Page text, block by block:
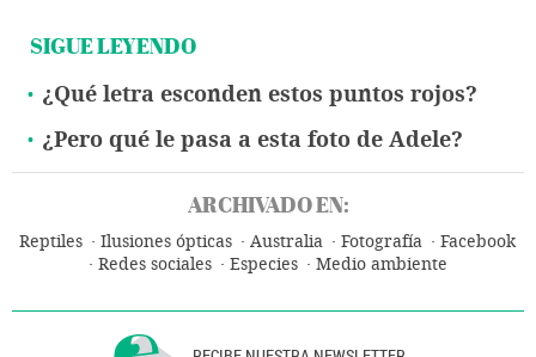
SIGUE LEYENDO
¿Qué letra esconden estos puntos rojos?
¿Pero qué le pasa a esta foto de Adele?
ARCHIVADO EN:
Reptiles Ilusiones ópticas Australia Fotografía
Facebook
Redes sociales
Especies Medio ambiente